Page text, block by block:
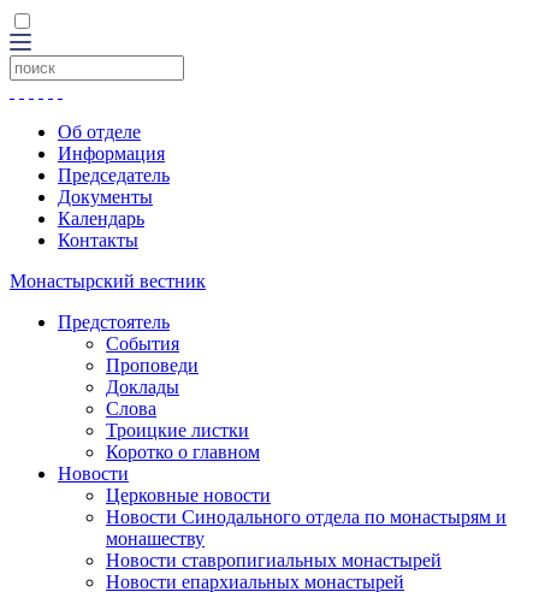
Об отделе
Информация
Председатель
Документы
Календарь
Контакты
Монастырский вестник
Предстоятель
События
Проповеди
Доклады
Слова
Троицкие листки
Коротко о главном
Новости
Церковные новости
Новости Синодального отдела по монастырям и
монашеству
Новости ставропигиальных монастырей
Новости епархиальных монастырей